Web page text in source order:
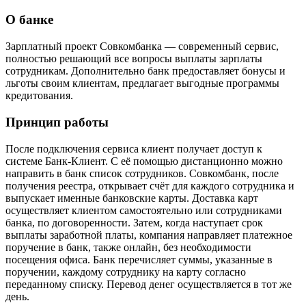
О банке
Зарплатный проект Совкомбанка — современный сервис,
полностью решающий все вопросы выплаты зарплаты
сотрудникам. Дополнительно банк предоставляет бонусы и
льготы своим клиентам, предлагает выгодные программы
кредитования.
Принцип работы
После подключения сервиса клиент получает доступ к
системе Банк-Клиент. С её помощью дистанционно можно
направить в банк список сотрудников. Совкомбанк, после
получения реестра, открывает счёт для каждого сотрудника и
выпускает именные банковские карты. Доставка карт
осуществляет клиентом самостоятельно или сотрудниками
банка, по договоренности. Затем, когда наступает срок
выплаты заработной платы, компания направляет платежное
поручение в банк, также онлайн, без необходимости
посещения офиса. Банк перечисляет суммы, указанные в
поручении, каждому сотруднику на карту согласно
переданному списку. Перевод денег осуществляется в тот же
день.